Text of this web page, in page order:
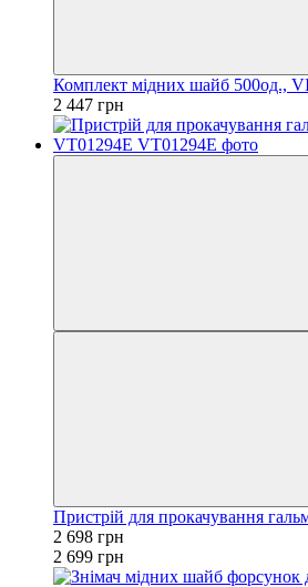
Комплект мідних шайб 500од.,
2 447 грн
Пристрій для прокачування
2 698 грн
2 699 грн